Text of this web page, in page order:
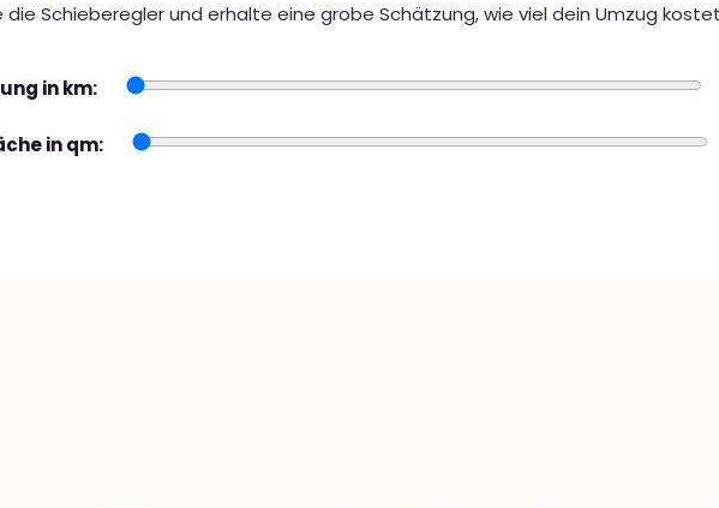
die Schieberegler und erhalte eine grobe Schätzung, wie viel dein Umzug
in km:
in qm: